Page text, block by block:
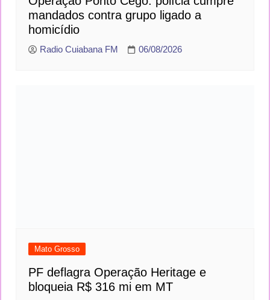
Operação Ponto Cego: polícia cumpre
mandados contra grupo ligado a
homicídio
Mato Grosso
PF deflagra Operação Heritage e
bloqueia R$ 316 mi em MT